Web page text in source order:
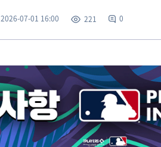
2026-07-01 16:00 221 0